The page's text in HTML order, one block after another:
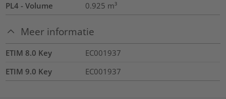
PL4 - Volume
0.925 m³
Meer informatie
ETIM 8.0 Key
EC001937
ETIM 9.0 Key
EC001937